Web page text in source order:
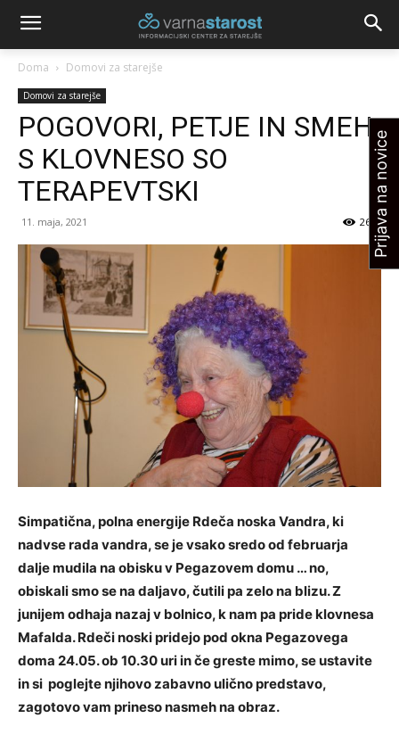
Doma Domovi za starejše
Domovi za starejše
POGOVORI, PETJE IN SMEH
S KLOVNESO SO
TERAPEVTSKI
11. maja, 2021 2692
Simpatična, polna energije Rdeča noska Vandra, ki
nadvse rada vandra, se je vsako sredo od februarja
dalje mudila na obisku v Pegazovem domu … no,
obiskali smo se na daljavo, čutili pa zelo na blizu. Z
junijem odhaja nazaj v bolnico, k nam pa pride klovnesa
Mafalda. Rdeči noski pridejo pod okna Pegazovega
doma 24.05. ob 10.30 uri in če greste mimo, se ustavite
in si poglejte njihovo zabavno ulično predstavo,
zagotovo vam prineso nasmeh na obraz.
Prijava na novice